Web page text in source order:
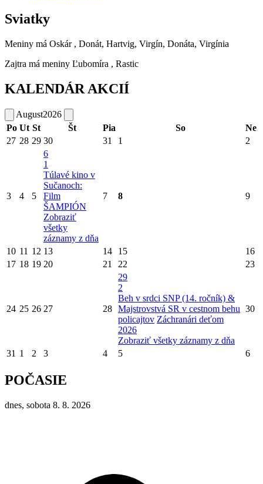
Sviatky
Meniny má Oskár , Donát, Hartvig, Virgín, Donáta, Virgínia
Zajtra má meniny Ľubomíra , Rastic
KALENDÁR AKCIÍ
August2026
Po Ut St Št Pia So
Ne
27 28 29 30 31 1 2
3 4 5
6
1
Túlavé kino v
Sučanoch:
Film
ŠAMPIÓN
Zobraziť
všetky
záznamy z dňa
7 8 9
10 11 12 13 14 15
16
17 18 19 20 21 22 23
24 25 26 27 28
29
2
Beh v srdci SNP (14. ročník) &
Majstrovstvá SR v cestnom behu
policajtov Záchranári deťom
2026
Zobraziť všetky záznamy z dňa
30
31 1 2 3 4 5 6
POČASIE
dnes, sobota 8. 8. 2026